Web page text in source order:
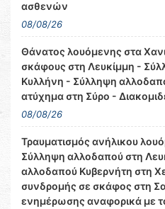
ασθενών
08/08/26
Θάνατος λουόμενης στα
σκάφους στη Λευκίμμη -
Κυλλήνη - Σύλληψη
ατύχημα στη Σύρο -
08/08/26
Τραυματισμός ανήλικου
Σύλληψη αλλοδαπού στη
αλλοδαπού Κυβερνήτη στη
συνδρομής σε σκάφος στη
ενημέρωσης αναφορικά με